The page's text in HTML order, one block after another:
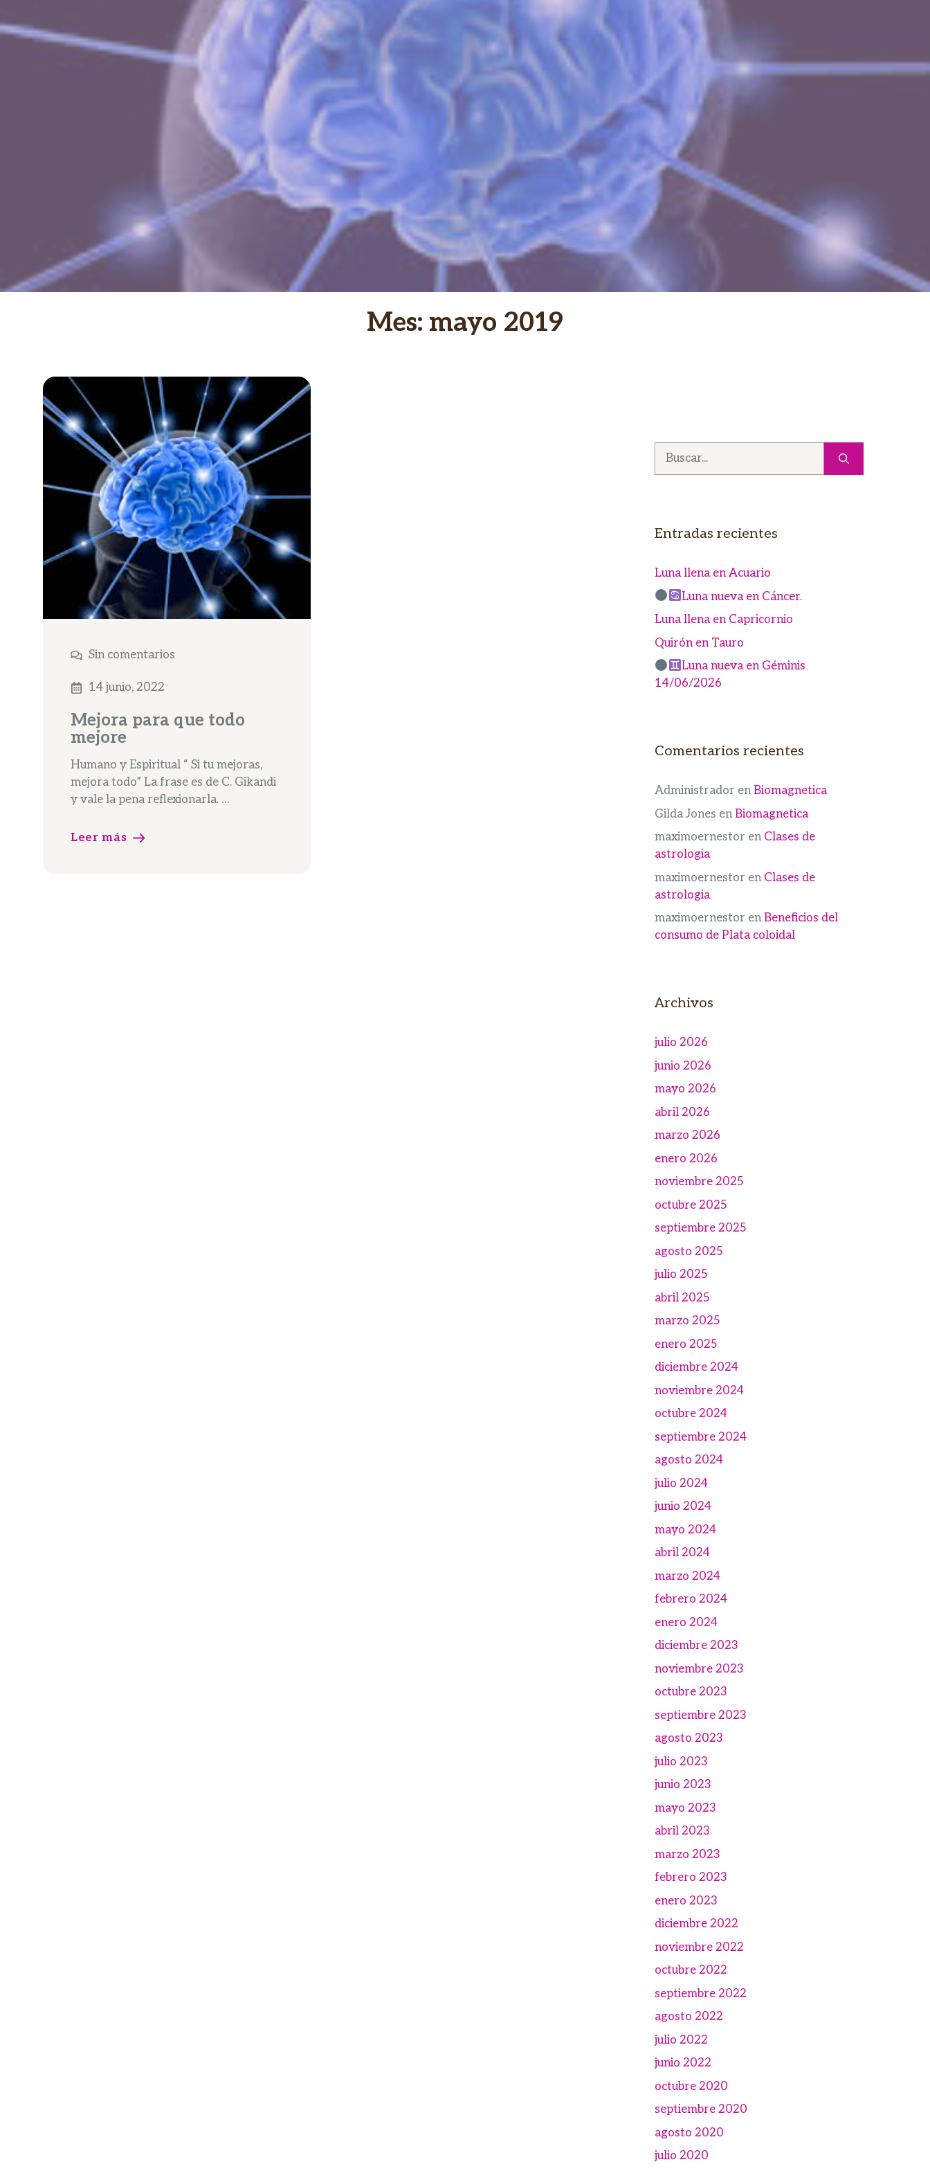
Mes: mayo 2019
Sin comentarios
14 junio, 2022
Mejora para que todo
mejore
Humano y Espiritual “ Si tu mejoras,
mejora todo” La frase es de C. Gikandi
y vale la pena reflexionarla. …
Leer más
Buscar:
Entradas recientes
Luna llena en Acuario
Luna nueva en Cáncer.
Luna llena en Capricornio
Quirón en Tauro
Luna nueva en Géminis
14/06/2026
Comentarios recientes
Administrador enBiomagnetica
Gilda Jones enBiomagnetica
maximoernestor en Clases de
astrologia
maximoernestor en Clases de
astrologia
maximoernestor enBeneficios del
consumo de Plata coloidal
Archivos
julio 2026
junio 2026
mayo 2026
abril 2026
marzo 2026
enero 2026
noviembre 2025
octubre 2025
septiembre 2025
agosto 2025
julio 2025
abril 2025
marzo 2025
enero 2025
diciembre 2024
noviembre 2024
octubre 2024
septiembre 2024
agosto 2024
julio 2024
junio 2024
mayo 2024
abril 2024
marzo 2024
febrero 2024
enero 2024
diciembre 2023
noviembre 2023
octubre 2023
septiembre 2023
agosto 2023
julio 2023
junio 2023
mayo 2023
abril 2023
marzo 2023
febrero 2023
enero 2023
diciembre 2022
noviembre 2022
octubre 2022
septiembre 2022
agosto 2022
julio 2022
junio 2022
octubre 2020
septiembre 2020
agosto 2020
julio 2020